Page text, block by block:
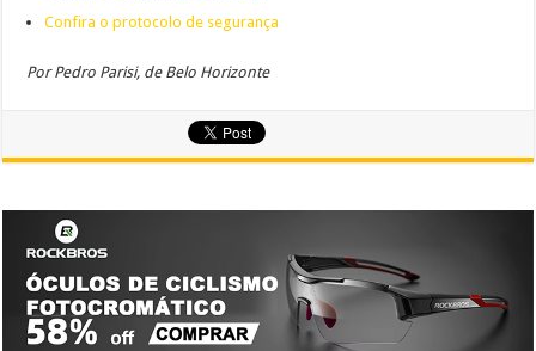
Confira o protocolo de segurança
Por Pedro Parisi, de Belo Horizonte